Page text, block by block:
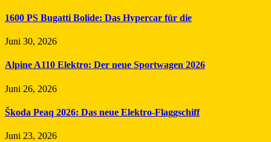
1600 PS Bugatti Bolide: Das Hypercar für die
Juni 30, 2026
Alpine A110 Elektro: Der neue Sportwagen 2026
Juni 26, 2026
Škoda Peaq 2026: Das neue Elektro-Flaggschiff
Juni 23, 2026